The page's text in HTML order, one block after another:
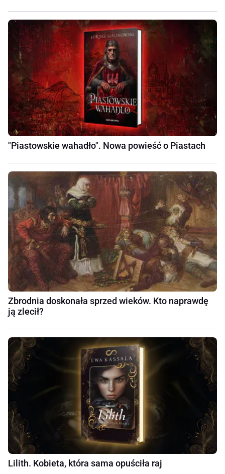
"Piastowskie wahadło". Nowa powieść o Piastach
Zbrodnia doskonała sprzed wieków. Kto naprawdę
ją zlecił?
Lilith. Kobieta, która sama opuściła raj